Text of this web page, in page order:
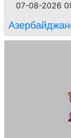
07-08-2026